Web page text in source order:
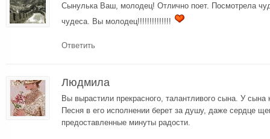
Сынулька Ваш, молодец! Отлично поет. Посмотрела
чудеса. Вы молодец!!!!!!!!!!!!!!
Ответить
Людмила
Вы вырастили прекрасного, талантливого сына. У сына
Песня в его исполнении берет за душу, даже сердце
предоставленные минуты радости.